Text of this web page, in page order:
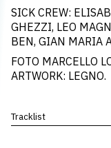
SICK CREW:
GHEZZI, LEO
BEN, GIAN MARIA
FOTO MARCELLO
ARTWORK: LEGNO.
Tracklist